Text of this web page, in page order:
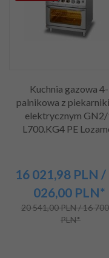
Kuchnia gazowa 4-
palnikowa z
elektrycznym GN2/
L700.KG4 PE
16 021,98 PLN /
026,00 PLN*
20 541,00 PLN / 16
PLN*